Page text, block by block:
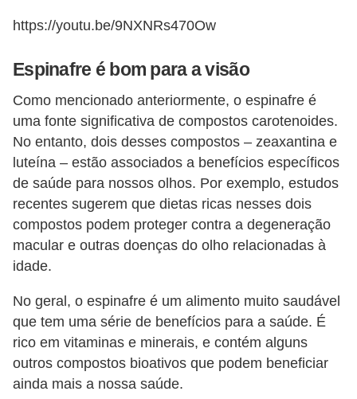
https://youtu.be/9NXNRs470Ow
Espinafre é bom para a visão
Como mencionado anteriormente, o espinafre é
uma fonte significativa de compostos carotenoides.
No entanto, dois desses compostos – zeaxantina e
luteína – estão associados a benefícios específicos
de saúde para nossos olhos. Por exemplo, estudos
recentes sugerem que dietas ricas nesses dois
compostos podem proteger contra a degeneração
macular e outras doenças do olho relacionadas à
idade.
No geral, o espinafre é um alimento muito saudável
que tem uma série de benefícios para a saúde. É
rico em vitaminas e minerais, e contém alguns
outros compostos bioativos que podem beneficiar
ainda mais a nossa saúde.